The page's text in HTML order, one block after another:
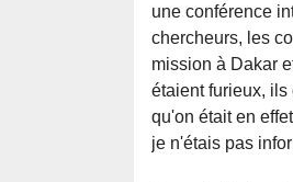
une conférence
chercheurs, les
mission à Dakar
étaient furieux,
qu'on était en
je n'étais pas